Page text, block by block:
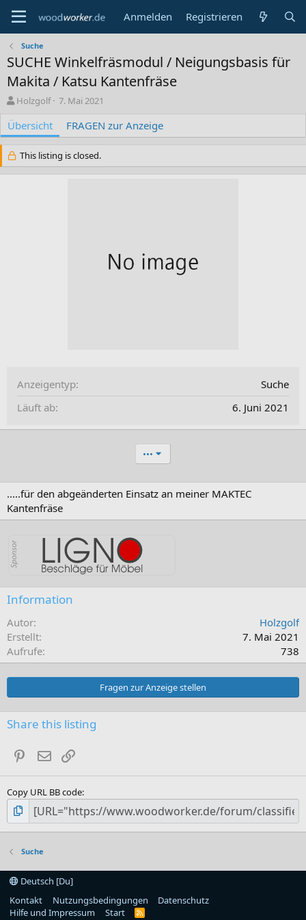
Anmelden Registrieren
Suche
SUCHE Winkelfräsmodul / Neigungsbasis für
Makita / Katsu Kantenfräse
A
t
o
Holzgolf
C
a
i
o
7. Mai 2021
Übersicht FRAGEN zur Anzeige
This listing is closed.
Anzeigentyp
Suche
Läuft ab
6. Juni 2021
•••
.....für den abgeänderten Einsatz an meiner MAKTEC
Kantenfräse
Information
Autor
Holzgolf
Erstellt
7. Mai 2021
Aufrufe
738
Fragen zur Anzeige stellen
Share this listing
Pinterest
E-Mail
Copy URL BB code
Suche
Deutsch [Du]
Kontakt
Nutzungsbedingungen
Datenschutz
Hilfe und Impressum
Start
R